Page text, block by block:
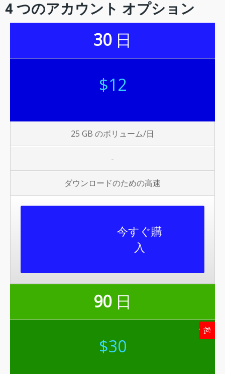
4 つのアカウント オプション
30 日
$12
25 GB のボリューム/日
-
ダウンロードのための高速
今すぐ購
入
90 日
$30